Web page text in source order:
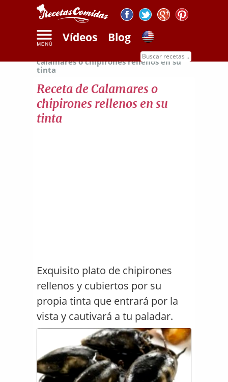
Vídeos Blog
Receta de
calamares o chipirones rellenos en su
tinta
Receta de Calamares o
chipirones rellenos en su
tinta
Exquisito plato de chipirones
rellenos y cubiertos por su
propia tinta que entrará por la
vista y cautivará a tu paladar.